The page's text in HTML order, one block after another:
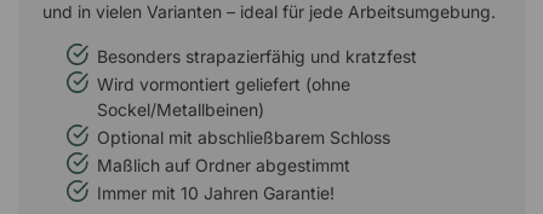
und in vielen Varianten – ideal für jede Arbeitsumgebung.
Besonders strapazierfähig und kratzfest
Wird vormontiert geliefert (ohne
Sockel/Metallbeinen)
Optional mit abschließbarem Schloss
Maßlich auf Ordner abgestimmt
Immer mit 10 Jahren Garantie!